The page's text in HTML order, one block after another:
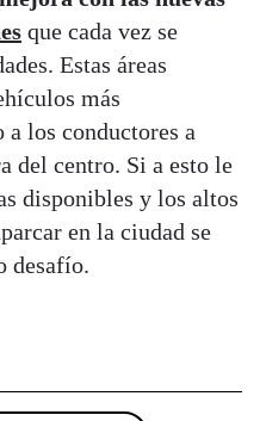
que cada vez se
Estas áreas
más
los conductores a
del centro. Si a esto le
disponibles y los altos
en la ciudad se
desafío.